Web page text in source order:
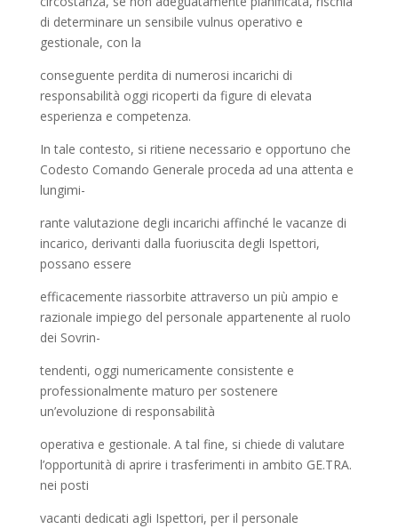
di determinare un sensibile vulnus operativo e
gestionale, con la
conseguente perdita di numerosi incarichi di
responsabilità oggi ricoperti da figure di elevata
esperienza e competenza.
In tale contesto, si ritiene necessario e opportuno che
Codesto Comando Generale proceda ad una attenta e
lungimi-
rante valutazione degli incarichi affinché le vacanze di
incarico, derivanti dalla fuoriuscita degli Ispettori,
possano essere
efficacemente riassorbite attraverso un più ampio e
razionale impiego del personale appartenente al ruolo
dei Sovrin-
tendenti, oggi numericamente consistente e
professionalmente maturo per sostenere
un’evoluzione di responsabilità
operativa e gestionale. A tal fine, si chiede di valutare
l’opportunità di aprire i trasferimenti in ambito GE.TRA.
nei posti
vacanti dedicati agli Ispettori, per il personale